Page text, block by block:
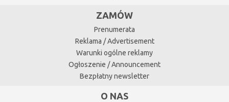
ZAMÓW
Prenumerata
Reklama / Advertisement
Warunki ogólne reklamy
Ogłoszenie / Announcement
Bezpłatny newsletter
O NAS